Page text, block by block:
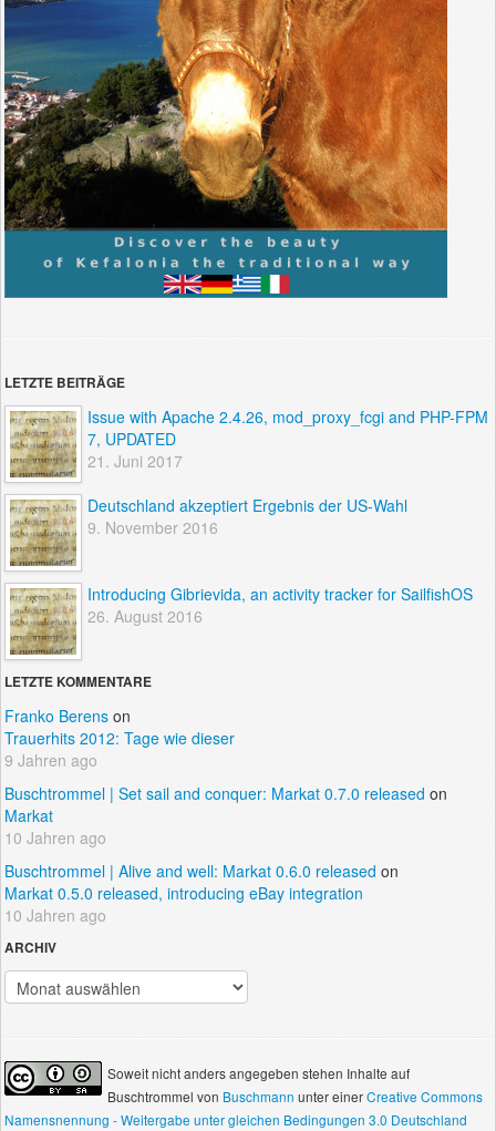
LETZTE BEITRÄGE
Issue with Apache 2.4.26, mod_proxy_fcgi and PHP-FPM
7, UPDATED
21. Juni 2017
Deutschland akzeptiert Ergebnis der US-Wahl
9. November 2016
Introducing Gibrievida, an activity tracker for SailfishOS
26. August 2016
LETZTE KOMMENTARE
Franko Berens on
Trauerhits 2012: Tage wie dieser
9 Jahren ago
Buschtrommel | Set sail and conquer: Markat 0.7.0 released on
Markat
10 Jahren ago
Buschtrommel | Alive and well: Markat 0.6.0 released on
Markat 0.5.0 released, introducing eBay integration
10 Jahren ago
ARCHIV
Archiv
Soweit nicht anders angegeben stehen Inhalte auf
Buschtrommel von Buschmann unter einerCreative Commons
Namensnennung - Weitergabe unter gleichen Bedingungen 3.0 Deutschland